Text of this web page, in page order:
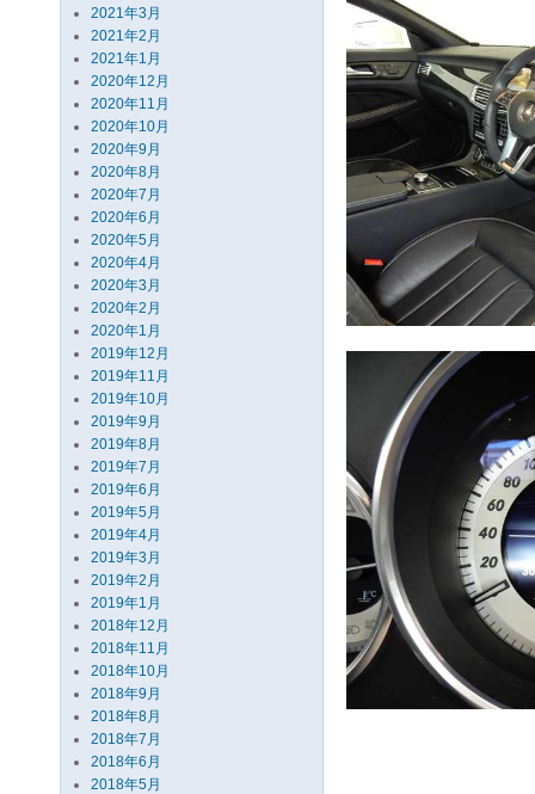
2021年3月
2021年2月
2021年1月
2020年12月
2020年11月
2020年10月
2020年9月
2020年8月
2020年7月
2020年6月
2020年5月
2020年4月
2020年3月
2020年2月
2020年1月
2019年12月
2019年11月
2019年10月
2019年9月
2019年8月
2019年7月
2019年6月
2019年5月
2019年4月
2019年3月
2019年2月
2019年1月
2018年12月
2018年11月
2018年10月
2018年9月
2018年8月
2018年7月
2018年6月
2018年5月